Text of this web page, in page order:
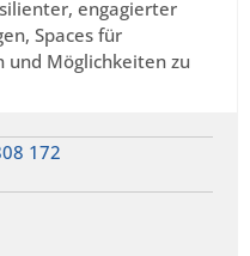
engagierter
Spaces für
und Möglichkeiten zu
172